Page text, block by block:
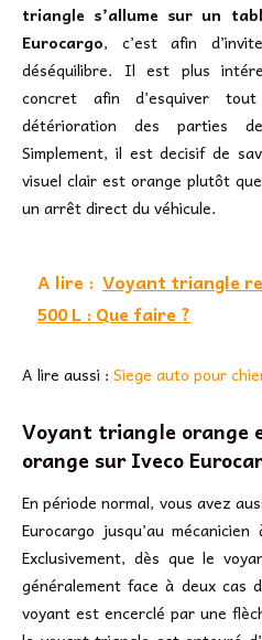
triangle s’allume sur un
Eurocargo, c’est afin
déséquilibre. Il est plus
concret afin d’esquiver
détérioration des parties
Simplement, il est decisif de
visuel clair est orange plutôt
un arrêt direct du véhicule.
A lire : Voyant triangle
500 L : Que faire ?
A lire aussi : Siege auto pour
Voyant triangle orange
orange sur Iveco
En période normal, vous avez
Eurocargo jusqu’au
Exclusivement, dès que le
généralement face à deux cas
voyant est encerclé par une